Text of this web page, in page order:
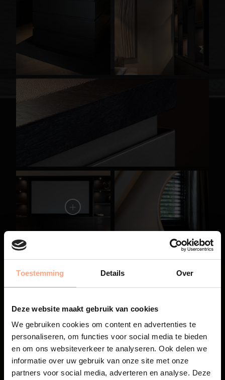
Toestemming Details Over
Deze website maakt gebruik van cookies
We gebruiken cookies om content en advertenties te
personaliseren, om functies voor social media te bieden
en om ons websiteverkeer te analyseren. Ook delen we
informatie over uw gebruik van onze site met onze
partners voor social media, adverteren en analyse. Deze